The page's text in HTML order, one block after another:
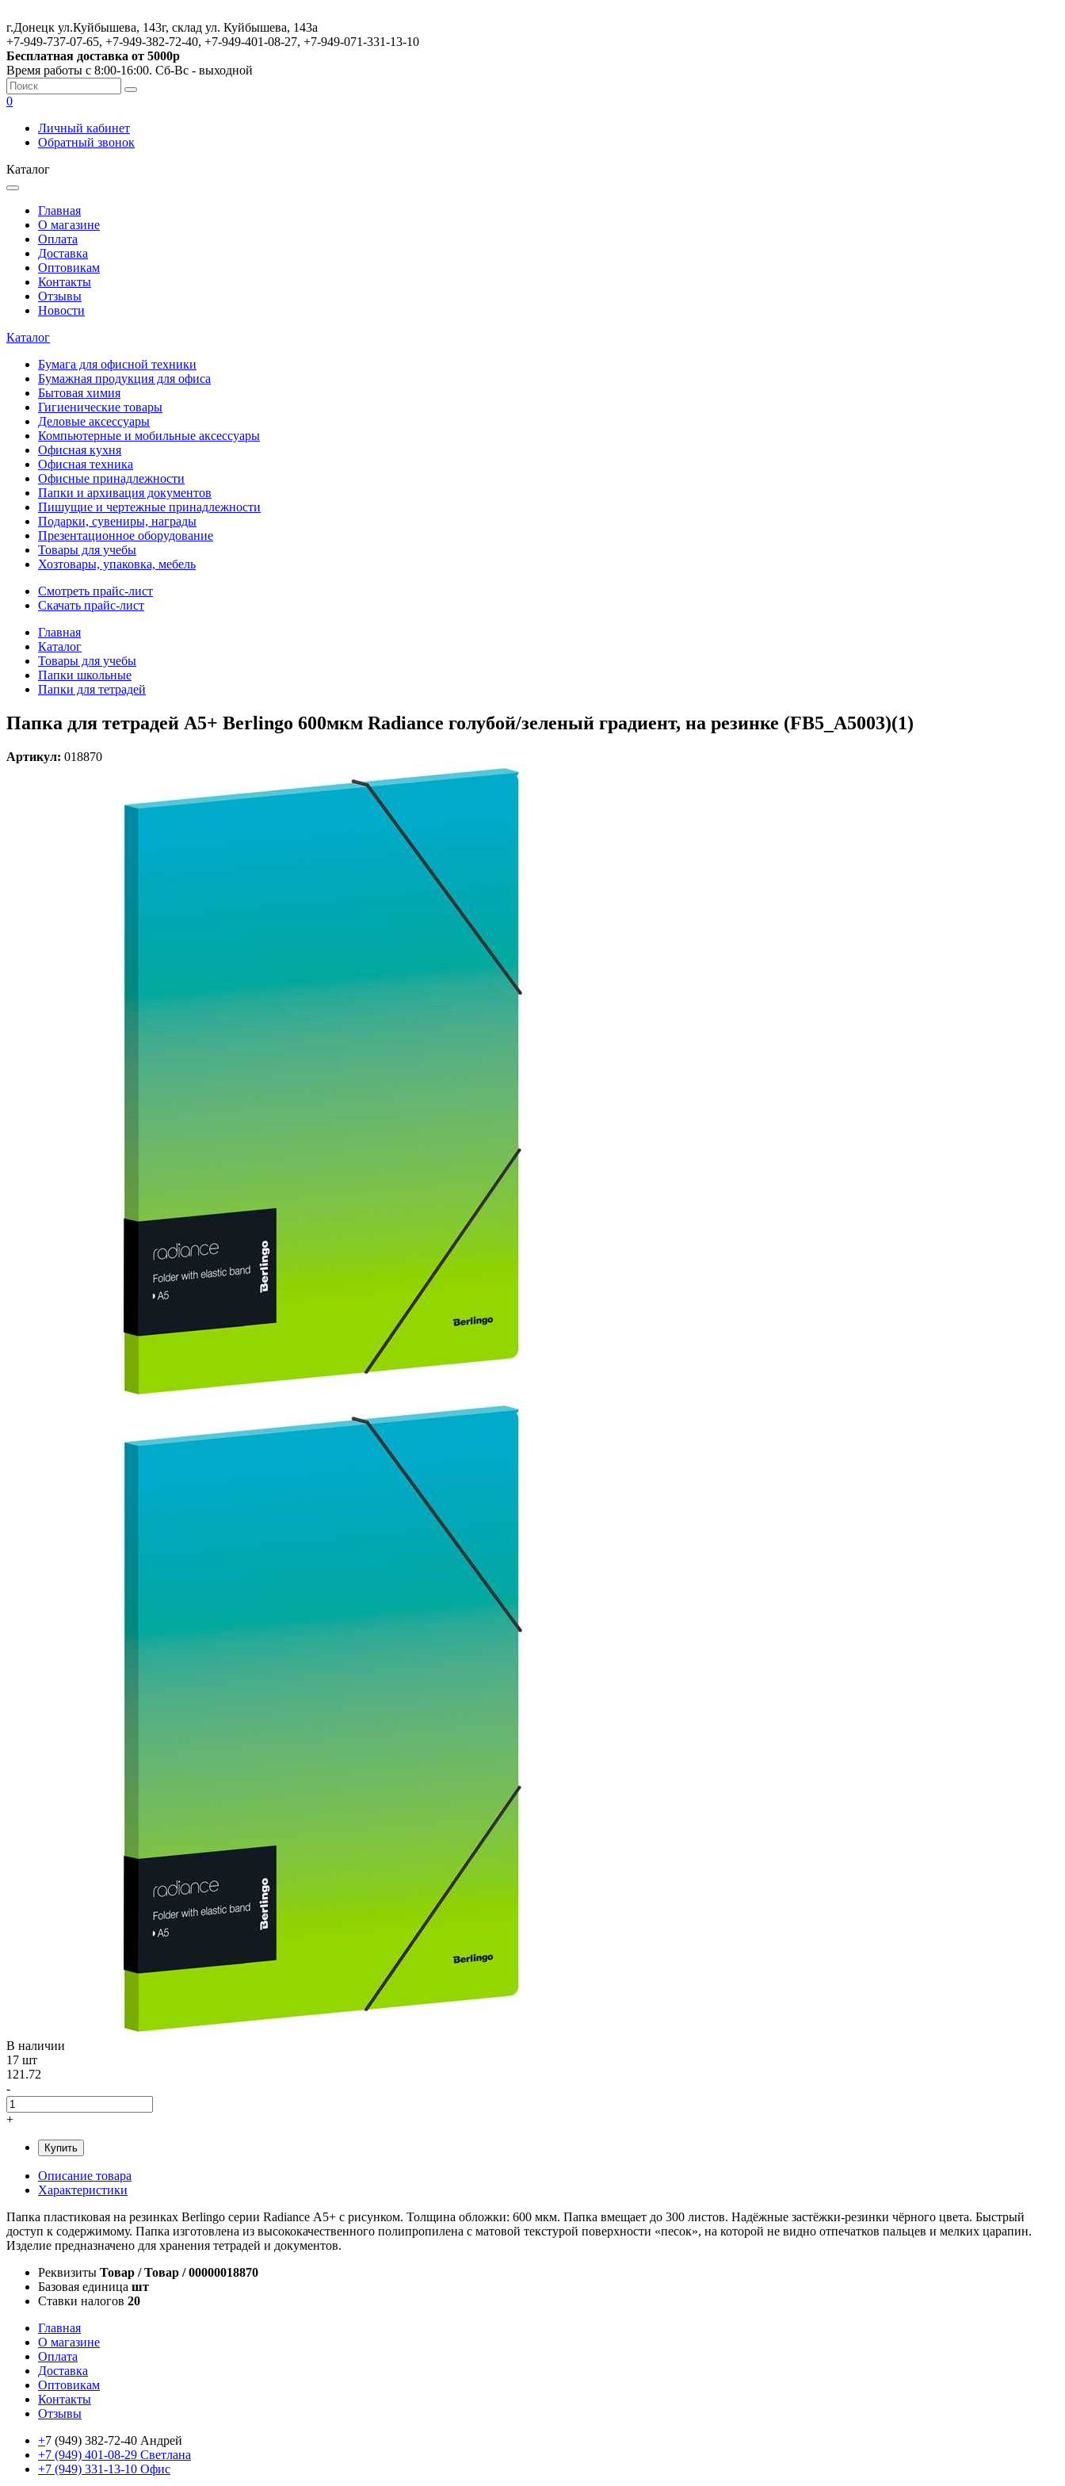
г.Донецк ул.Куйбышева, 143г, склад ул. Куйбышева, 143а
+7-949-737-07-65, +7-949-382-72-40, +7-949-401-08-27, +7-949-071-331-13-10
Бесплатная доставка от 5000р
Время работы с 8:00-16:00. Сб-Вс - выходной
0
Личный кабинет
Обратный звонок
Каталог
Главная
О магазине
Оплата
Доставка
Оптовикам
Контакты
Отзывы
Новости
Каталог
Бумага для офисной техники
Бумажная продукция для офиса
Бытовая химия
Гигиенические товары
Деловые аксессуары
Компьютерные и мобильные аксессуары
Офисная кухня
Офисная техника
Офисные принадлежности
Папки и архивация документов
Пишущие и чертежные принадлежности
Подарки, сувениры, награды
Презентационное оборудование
Товары для учебы
Хозтовары, упаковка, мебель
Смотреть прайс-лист
Скачать прайс-лист
Главная
Каталог
Товары для учебы
Папки школьные
Папки для тетрадей
Папка для тетрадей А5+ Berlingo 600мкм Radiance голубой/зеленый градиент, на резинке (FB5_A5003)(1)
Артикул: 018870
В наличии
17 шт
121.72
-
+
Купить
Описание товара
Характеристики
Папка пластиковая на резинках Berlingo серии Radiance А5+ с рисунком. Толщина обложки: 600 мкм. Папка вмещает до 300 листов. Надёжные застёжки-резинки чёрного цвета. Быстрый
доступ к содержимому. Папка изготовлена из высококачественного полипропилена с матовой текстурой поверхности «песок», на которой не видно отпечатков пальцев и мелких царапин.
Изделие предназначено для хранения тетрадей и документов.
Реквизиты Товар / Товар / 00000018870
Базовая единица шт
Ставки налогов 20
Главная
О магазине
Оплата
Доставка
Оптовикам
Контакты
Отзывы
+7 (949) 382-72-40 Андрей
+7 (949) 401-08-29 Светлана
+7 (949) 331-13-10 Офис